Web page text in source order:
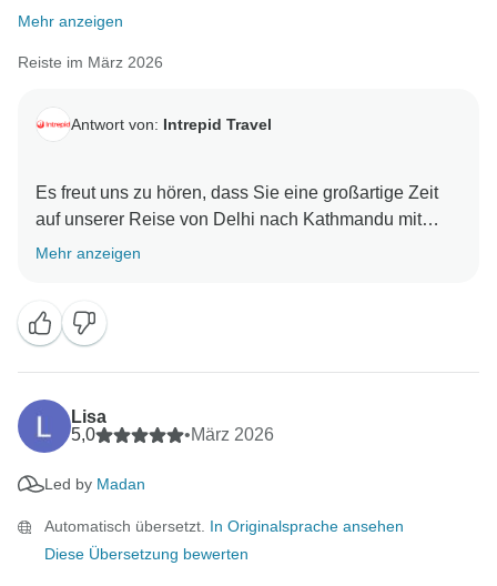
Mehr anzeigen
Reiste im März 2026
Antwort von: Intrepid Travel
Es freut uns zu hören, dass Sie eine großartige Zeit
auf unserer Reise von Delhi nach Kathmandu mit
Maddy hatten, Barry. Maddy ist eine großartige
Mehr anzeigen
Lisa
5,0
•März 2026
Led by Madan
Automatisch übersetzt. In Originalsprache ansehen
Diese Übersetzung bewerten